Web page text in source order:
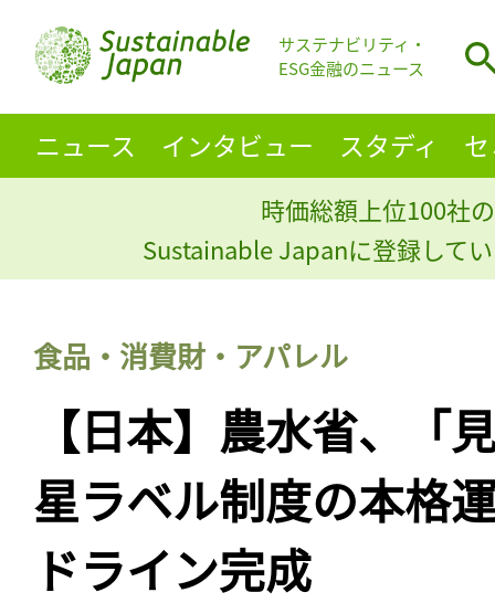
サステナビリティ・
ESG金融のニュース
ニュース インタビュー スタディ
時価総額上位100社
Sustainable Japanに登録して
食品・消費財・アパレル
【日本】農水省、「
星ラベル制度の本格
ドライン完成